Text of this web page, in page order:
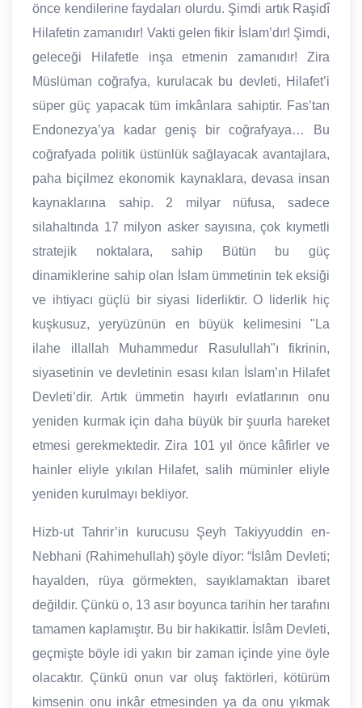
önce kendilerine faydaları olurdu. Şimdi artık Raşidî
Hilafetin zamanıdır! Vakti gelen fikir İslam’dır! Şimdi,
geleceği Hilafetle inşa etmenin zamanıdır! Zira
Müslüman coğrafya, kurulacak bu devleti, Hilafet’i
süper güç yapacak tüm imkânlara sahiptir. Fas’tan
Endonezya’ya kadar geniş bir coğrafyaya… Bu
coğrafyada politik üstünlük sağlayacak avantajlara,
paha biçilmez ekonomik kaynaklara, devasa insan
kaynaklarına sahip. 2 milyar nüfusa, sadece
silahaltında 17 milyon asker sayısına, çok kıymetli
stratejik noktalara, sahip Bütün bu güç
dinamiklerine sahip olan İslam ümmetinin tek eksiği
ve ihtiyacı güçlü bir siyasi liderliktir. O liderlik hiç
kuşkusuz, yeryüzünün en büyük kelimesini "La
ilahe illallah Muhammedur Rasulullah"ı fikrinin,
siyasetinin ve devletinin esası kılan İslam’ın Hilafet
Devleti’dir. Artık ümmetin hayırlı evlatlarının onu
yeniden kurmak için daha büyük bir şuurla hareket
etmesi gerekmektedir. Zira 101 yıl önce kâfirler ve
hainler eliyle yıkılan Hilafet, salih müminler eliyle
yeniden kurulmayı bekliyor.
Hizb-ut Tahrir’in kurucusu Şeyh Takiyyuddin en-
Nebhani (Rahimehullah) şöyle diyor: “İslâm Devleti;
hayalden, rüya görmekten, sayıklamaktan ibaret
değildir. Çünkü o, 13 asır boyunca tarihin her tarafını
tamamen kaplamıştır. Bu bir hakikattir. İslâm Devleti,
geçmişte böyle idi yakın bir zaman içinde yine öyle
olacaktır. Çünkü onun var oluş faktörleri, kötürüm
kimsenin onu inkâr etmesinden ya da onu yıkmak